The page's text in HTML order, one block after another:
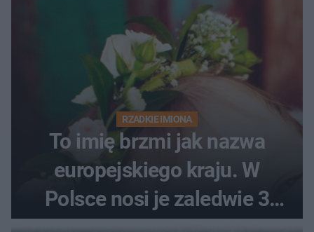
RZADKIE IMIONA
To imię brzmi jak nazwa
europejskiego kraju. W
Polsce nosi je zaledwie 3